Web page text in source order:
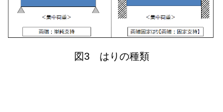
図3 はりの種類